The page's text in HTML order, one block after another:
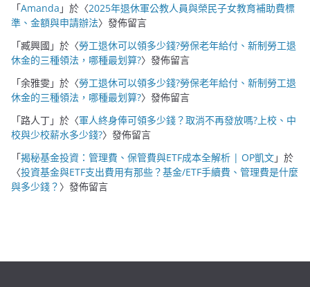
「Amanda 」於〈2025年退休軍公教人員與榮民子女教育補助費標
準、金額與申請辦法〉發佈留言
「臧興國 」於〈勞工退休可以領多少錢?勞保老年給付、新制勞工退
休金的三種領法，哪種最划算?〉發佈留言
「余雅雯」於〈勞工退休可以領多少錢?勞保老年給付、新制勞工退
休金的三種領法，哪種最划算?〉發佈留言
「路人丁」於〈軍人終身俸可領多少錢？取消不再發放嗎?上校、中
校與少校薪水多少錢?〉發佈留言
「揭秘基金投資：管理費、保管費與ETF成本全解析 | OP凱文」於
〈投資基金與ETF支出費用有那些？基金/ETF手續費、管理費是什麼
與多少錢？ 〉發佈留言